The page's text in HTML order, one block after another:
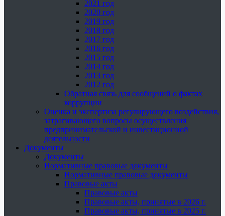
2021 год
2020 год
2019 год
2018 год
2017 год
2016 год
2015 год
2014 год
2013 год
2012 год
Обратная связь для сообщений о фактах
коррупции
Оценка и экспертиза регулирующего воздействия,
затрагивающего вопросы осуществления
предпринимательской и инвестиционной
деятельности
Документы
Документы
Нормативные правовые документы
Нормативные правовые документы
Правовые акты
Правовые акты
Правовые акты, принятые в 2026 г.
Правовые акты, принятые в 2025 г.